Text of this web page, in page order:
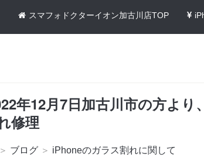
スマフォドクターイオン加古川店TOP
年12月7日加古川市の方よ
修理
＞ ブログ ＞ iPhoneのガラス割れに関して